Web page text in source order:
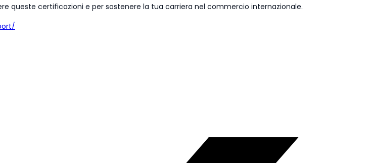
queste certificazioni e per sostenere la tua carriera nel commercio internazionale.